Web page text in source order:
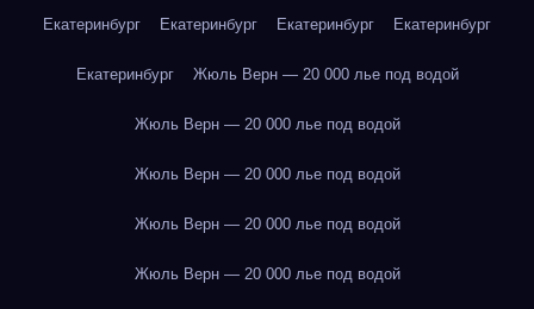
Екатеринбург Екатеринбург Екатеринбург Екатеринбург
Екатеринбург Жюль Верн — 20 000 лье под водой
Жюль Верн — 20 000 лье под водой
Жюль Верн — 20 000 лье под водой
Жюль Верн — 20 000 лье под водой
Жюль Верн — 20 000 лье под водой